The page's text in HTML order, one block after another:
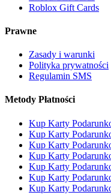
Roblox Gift Cards
Prawne
Zasady i warunki
Polityka prywatności
Regulamin SMS
Metody Płatności
Kup Karty
Kup Karty
Kup Karty
Kup Karty
Kup Karty
Kup Karty
Kup Karty